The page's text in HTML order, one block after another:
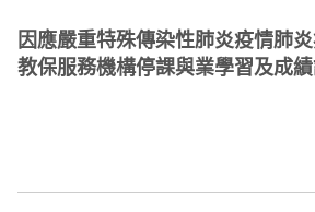
因應嚴重特殊傳染性肺炎疫情肺
教保服務機構停課與業學習及成